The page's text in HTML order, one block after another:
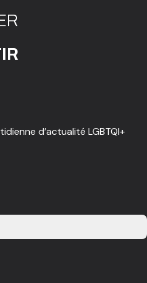
R
d’actualité LGBTQI+